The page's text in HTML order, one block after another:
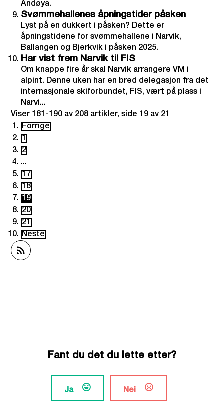
Andøya.
Svømmehallenes åpningstider påsken
Lyst på en dukkert i påsken? Dette er
åpningstidene for svømmehallene i Narvik,
Ballangen og Bjerkvik i påsken 2025.
Har vist frem Narvik til FIS
Om knappe fire år skal Narvik arrangere VM i
alpint. Denne uken har en bred delegasjon fra det
internasjonale skiforbundet, FIS, vært på plass i
Narvi...
Viser 181-190 av 208 artikler,side 19 av 21
Forrige
1
2
...
17
18
19
20
21
Neste
Fant du det du lette etter?
Ja Nei